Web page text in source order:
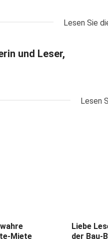
Lesen Sie
und Leser,
Lesen
Miete
Liebe
der Bau-